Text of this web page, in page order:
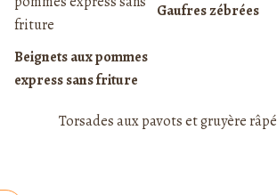
Beignets aux pommes
express sans friture
Gaufres zébrées
Torsades aux pavots et gruyère râpé